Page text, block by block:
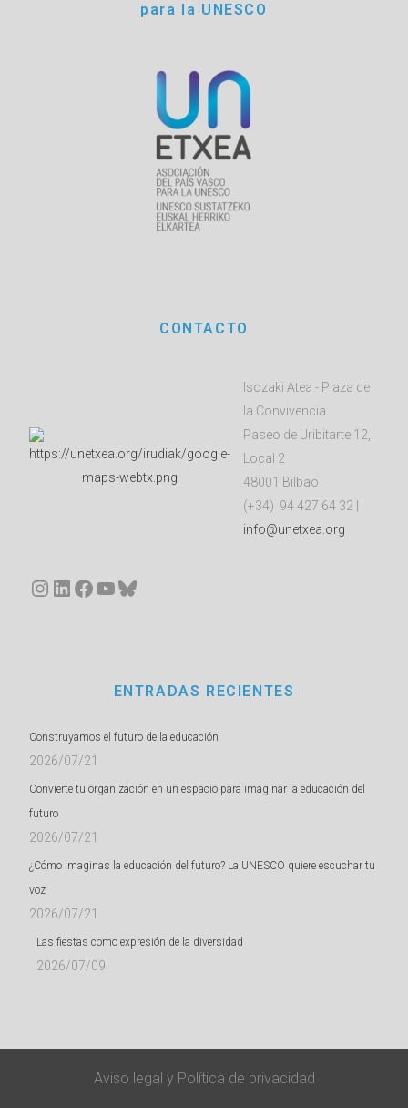
para la UNESCO
CONTACTO
Isozaki Atea - Plaza de
la Convivencia
Paseo de Uribitarte 12,
Local 2
48001 Bilbao
(+34) 94 427 64 32 |
info@unetxea.org
Instagram
LinkedIn
Facebook
YouTube
Bluesky
ENTRADAS RECIENTES
Construyamos el futuro de la educación
2026/07/21
Convierte tu organización en un espacio para imaginar la educación del
futuro
2026/07/21
¿Cómo imaginas la educación del futuro? La UNESCO quiere escuchar tu
voz
2026/07/21
Las fiestas como expresión de la diversidad
2026/07/09
Aviso legal y Política de privacidad